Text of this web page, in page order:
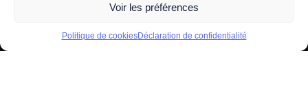
Voir les préférences
Politique de cookiesDéclaration de confidentialité